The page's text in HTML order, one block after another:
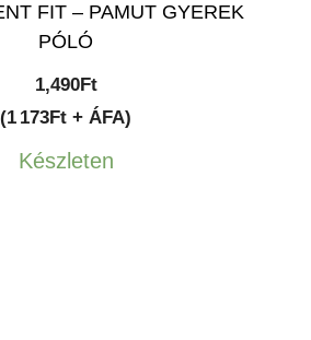
FIT – PAMUT GYEREK
PÓLÓ
1,490Ft
(1 173Ft + ÁFA)
Készleten